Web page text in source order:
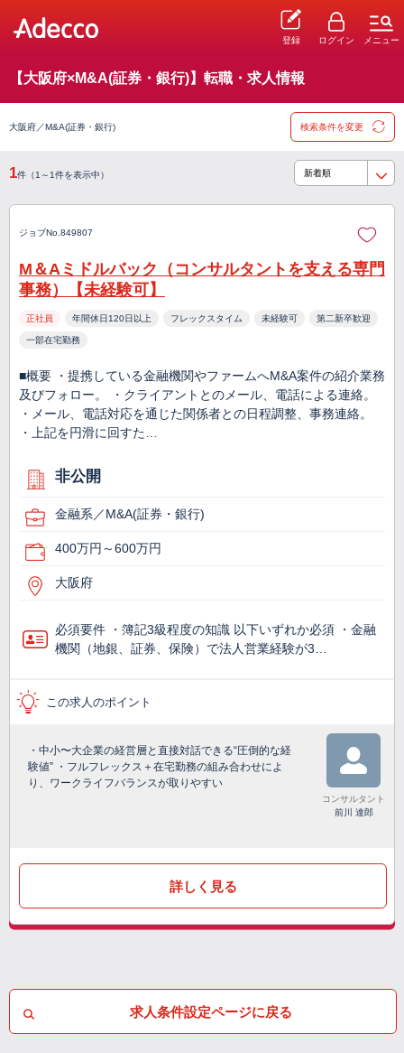
登録 ログイン メニュー
【大阪府×M&A(証券・銀行)】転職・求人情報
大阪府／M&A(証券・銀行) 検索条件を変更
1件（1～1件を表示中）
ジョブNo.849807
M＆Aミドルバック（コンサルタントを支える専門
事務）【未経験可】
正社員 年間休日120日以上 フレックスタイム 未経験可 第二新卒歓迎
一部在宅勤務
■概要 ・提携している金融機関やファームへM&A案件の紹介業務
及びフォロー。 ・クライアントとのメール、電話による連絡。
・メール、電話対応を通じた関係者との日程調整、事務連絡。
・上記を円滑に回すた…
非公開
金融系／M&A(証券・銀行)
400万円～600万円
大阪府
必須要件 ・簿記3級程度の知識 以下いずれか必須 ・金融
機関（地銀、証券、保険）で法人営業経験が3…
この求人のポイント
・中小〜大企業の経営層と直接対話できる“圧倒的な経
験値” ・フルフレックス＋在宅勤務の組み合わせによ
り、ワークライフバランスが取りやすい
コンサルタント
前川 達郎
詳しく見る
求人条件設定ページに戻る